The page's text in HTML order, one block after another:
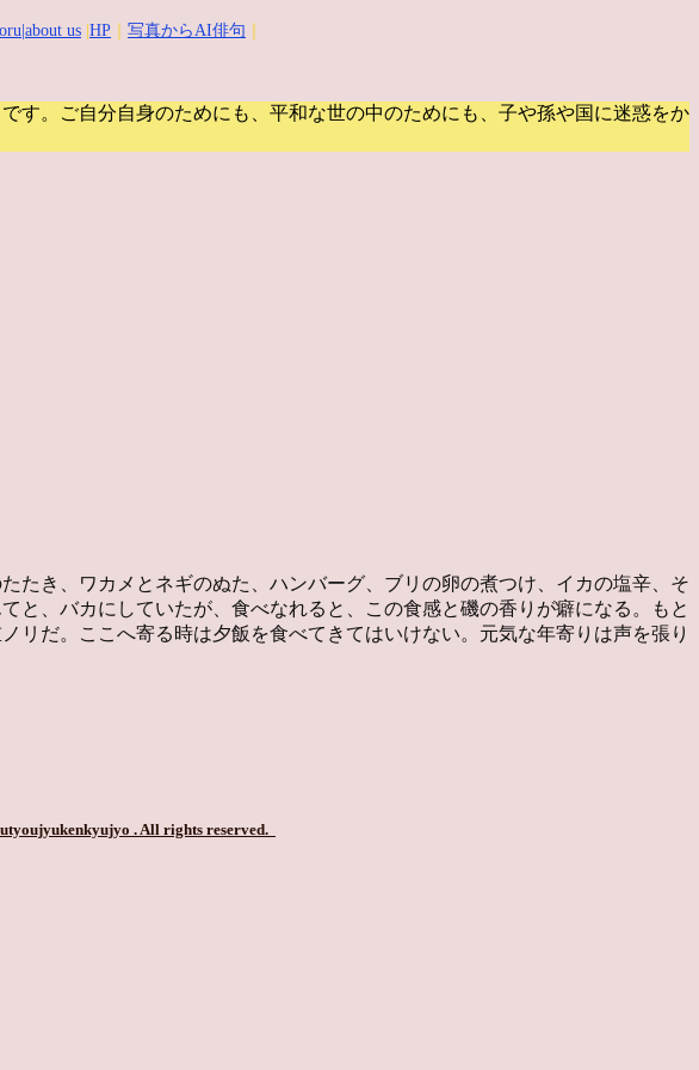
|about us HP 写真からAI俳句
す。
ご自分自身のためにも、平和な世の中のためにも、子や孫や国に迷惑をか
たき、ワカメとネギのぬた、ハンバーグ、ブリの卵の煮つけ、イカの塩辛、そ
と、バカにしていたが、食べなれると、この食感と磯の香りが癖になる。もと
リだ。ここへ寄る時は夕飯を食べてきてはいけない。元気な年寄りは声を張り
. All rights reserved.